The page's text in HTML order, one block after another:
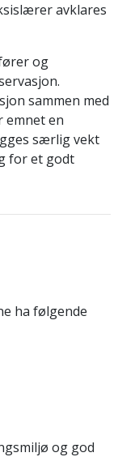
avklares
og
sammen med
en
særlig vekt
for et godt
ha følgende
og god